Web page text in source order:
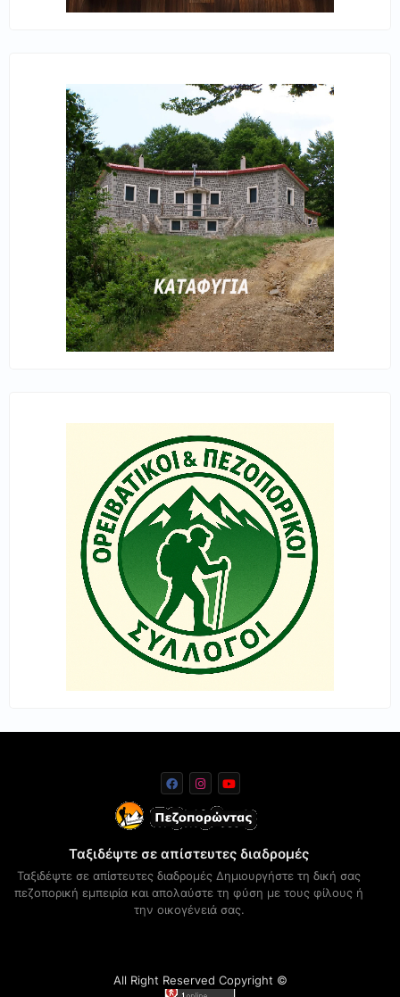
Ταξιδέψτε σε απίστευτες διαδρομές
Ταξιδέψτε σε απίστευτες διαδρομές Δημιουργήστε τη δική σας
πεζοπορική εμπειρία και απολαύστε τη φύση με τους φίλους ή
την οικογένειά σας.
All Right Reserved Copyright ©